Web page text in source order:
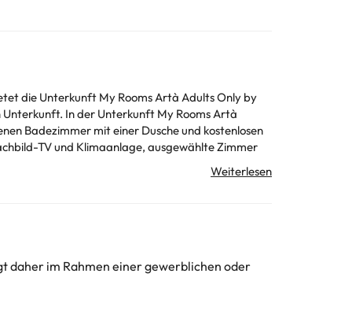
die Unterkunft My Rooms Artà Adults Only by
Rooms Artà
Badezimmer mit einer Dusche und kostenlosen
TV und Klimaanlage, ausgewählte Zimmer
versehen mit Bettwäsche und Handtüchern.
Adults Only by My Rooms Hotels TI verfügbar.
Sonderwünsche unterliegen der Verfügbarkeit
daher im Rahmen einer gewerblichen oder